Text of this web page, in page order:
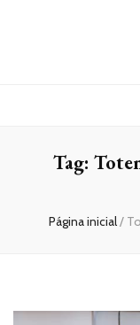
Tag:
Página inicial/